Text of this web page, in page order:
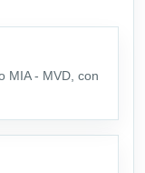
MIA - MVD, con